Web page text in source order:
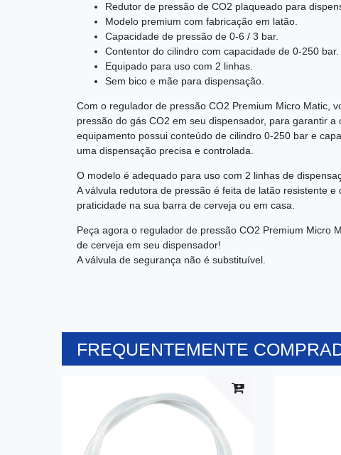
Redutor de pressão de CO2 plaqueado para
Modelo premium com fabricação em latão.
Capacidade de pressão de 0-6 / 3 bar.
Contentor do cilindro com capacidade de 0-250 bar.
Equipado para uso com 2 linhas.
Sem bico e mãe para dispensação.
Com o regulador de pressão CO2 Premium Micro Matic,
pressão do gás CO2 em seu dispensador, para garantir
equipamento possui conteúdo de cilindro 0-250 bar e
uma dispensação precisa e controlada.
O modelo é adequado para uso com 2 linhas de
A válvula redutora de pressão é feita de latão resistente
praticidade na sua barra de cerveja ou em casa.
Peça agora o regulador de pressão CO2 Premium Micro
de cerveja em seu dispensador!
A válvula de segurança não é substituível.
FREQUENTEMENTE